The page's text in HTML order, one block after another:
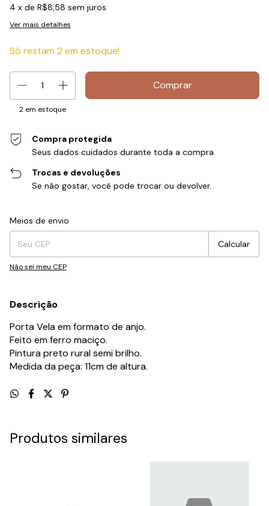
4 x de R$8,58 sem juros
Ver mais detalhes
Só restam2em estoque!
2 em estoque
Compra protegida
Seus dados cuidados durante toda a compra.
Trocas e devoluções
Se não gostar, você pode trocar ou devolver.
Entregas para o CEP:
Meios de envio
Calcular
Não sei meu CEP
Descrição
Porta Vela em formato de anjo.
Feito em ferro maciço.
Pintura preto rural semi brilho.
Medida da peça: 11cm de altura.
Produtos similares